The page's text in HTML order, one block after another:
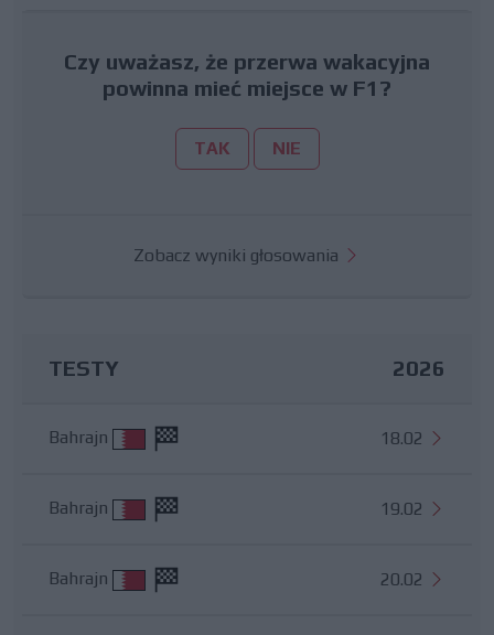
Czy uważasz, że przerwa wakacyjna
powinna mieć miejsce w F1?
TAK NIE
Zobacz wyniki głosowania
TESTY 2026
Bahrajn 18.02
Bahrajn 19.02
Bahrajn 20.02